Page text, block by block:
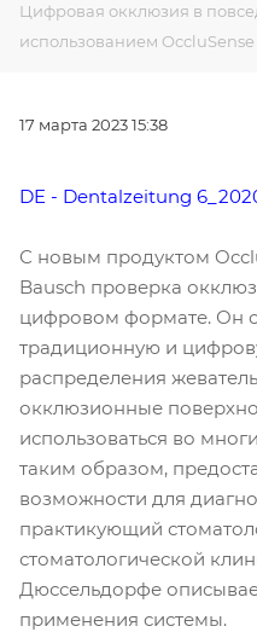
Цифровая окклюзия в
использованием OccluSense
17 марта 2023 15:38
DE - Dentalzeitung
С новым продуктом
Bausch проверка
цифровом формате. Он
традиционную и
распределения
окклюзионные
использоваться во
таким образом,
возможности для
практикующий
стоматологической
Дюссельдорфе
применения системы.